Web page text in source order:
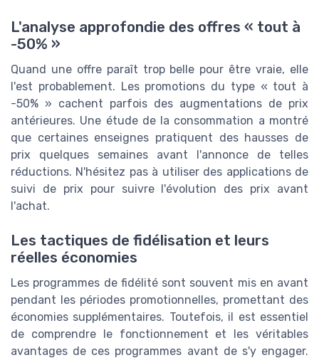
L'analyse approfondie des offres « tout à
-50% »
Quand une offre paraît trop belle pour être vraie, elle
l'est probablement. Les promotions du type « tout à
-50% » cachent parfois des augmentations de prix
antérieures. Une étude de la consommation a montré
que certaines enseignes pratiquent des hausses de
prix quelques semaines avant l'annonce de telles
réductions. N'hésitez pas à utiliser des applications de
suivi de prix pour suivre l'évolution des prix avant
l'achat.
Les tactiques de fidélisation et leurs
réelles économies
Les programmes de fidélité sont souvent mis en avant
pendant les périodes promotionnelles, promettant des
économies supplémentaires. Toutefois, il est essentiel
de comprendre le fonctionnement et les véritables
avantages de ces programmes avant de s'y engager.